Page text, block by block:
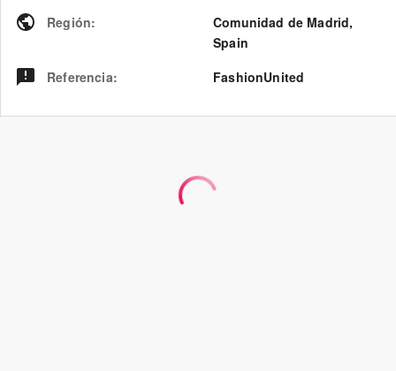
Región: Comunidad de Madrid,
Spain
Referencia: FashionUnited